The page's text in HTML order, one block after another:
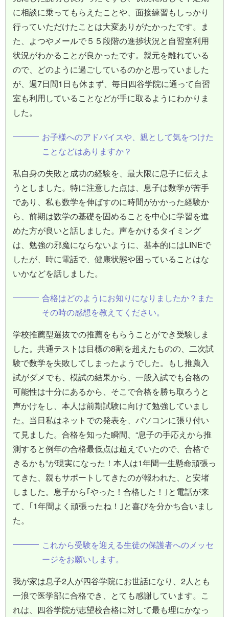
に相談に乗ってもらえたことや、面接練習もしっかり
行っていただけたことは大変ありがたかったです。ま
た、よつやメールで５５段階の進捗状況と自習室利用
状況がわかることが良かったです。親元を離れている
ので、どのように過ごしているのかと思っていました
が、週7日間1日も休まず、毎日四谷学院に通って自習
室も利用していることなどが手に取るようにわかりま
した。
お子様へのアドバイスや、親として気をつけた
ことなどはありますか？
私自身の失敗と成功の経験を、最大限に息子に伝えよ
うとしました。特に注意した点は、息子は数学が苦手
であり、私も数学を伸ばすのに時間がかかった経験か
ら、前期は数学の基礎を固めることを中心に学習を進
めた方が良いと話しました。声をかけるタイミング
は、勉強の邪魔にならないように、基本的にはLINEで
したが、時に電話で、健康状態や困っていることはな
いかなどを話しました。
合格はどのようにお知りになりましたか？また
その時の感想を教えてください。
学校推薦型選抜での推薦をもらうことができ受験しま
した。共通テストは目標の8割を超えたものの、二次試
験で数学を失敗してしまったようでした。もし推薦入
試がダメでも、模試の結果から、一般入試でも合格の
可能性は十分にあるから、そこで合格を勝ち取ろうと
声かけをし、本人は前期試験に向けて勉強していまし
た。当日私はネットでの発表を、パソコンに張り付い
て見ました。合格を知った瞬間、“息子の手応えから推
測すると例年の合格最低点は超えていたので、合格で
きるかも”が現実になった！本人は1年間一生懸命頑張っ
てきた、親もサポートしてきたのが報われた、と安堵
しました。息子から｢やった！合格した！｣と電話が来
て、｢1年間よく頑張ったね！｣と喜びを分かち合いまし
た。
これから受験を迎える生徒の保護者へのメッセ
ージをお願いします。
我が家は息子2人が四谷学院にお世話になり、2人とも
一浪で医学部に合格でき、とても感謝しています。こ
れは、四谷学院が志望校合格に対して最も理にかなっ